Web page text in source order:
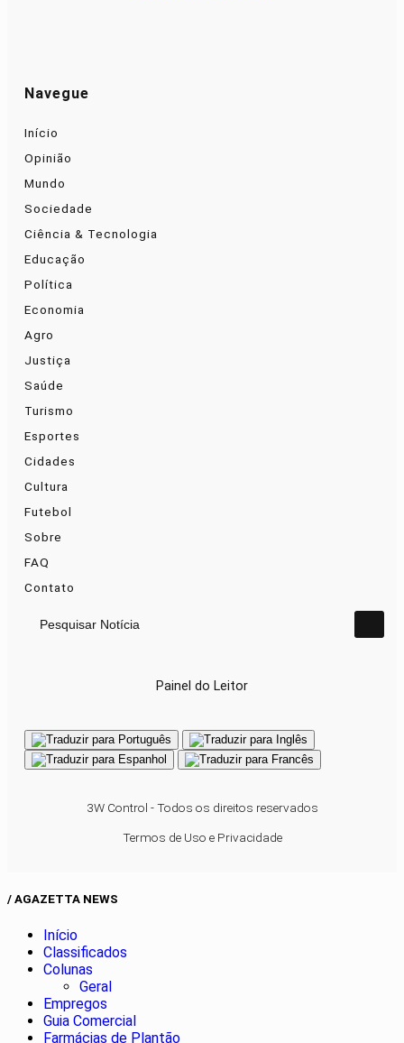
Navegue
Início
Opinião
Mundo
Sociedade
Ciência & Tecnologia
Educação
Política
Economia
Agro
Justiça
Saúde
Turismo
Esportes
Cidades
Cultura
Futebol
Sobre
FAQ
Contato
Pesquisar Notícia
Painel do Leitor
3W Control - Todos os direitos reservados
Termos de Uso e Privacidade
/ AGAZETTA NEWS
Início
Classificados
Colunas
Geral
Empregos
Guia Comercial
Farmácias de Plantão